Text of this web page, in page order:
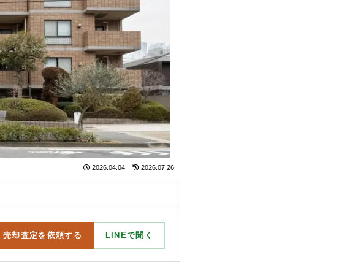
2026.04.04 2026.07.26
売却査定を依頼する LINEで聞く